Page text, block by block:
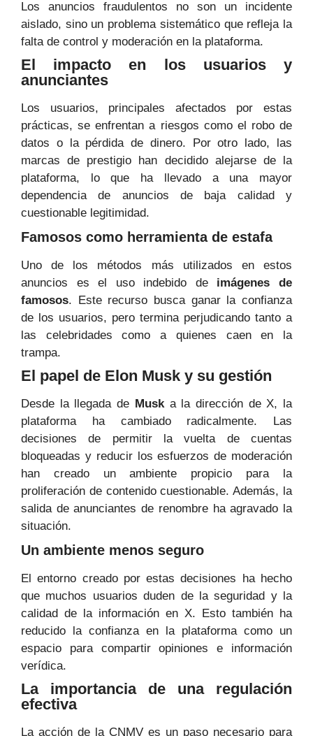
Los anuncios fraudulentos no son un incidente
aislado, sino un problema sistemático que refleja la
falta de control y moderación en la plataforma.
El impacto en los usuarios y
anunciantes
Los usuarios, principales afectados por estas
prácticas, se enfrentan a riesgos como el robo de
datos o la pérdida de dinero. Por otro lado, las
marcas de prestigio han decidido alejarse de la
plataforma, lo que ha llevado a una mayor
dependencia de anuncios de baja calidad y
cuestionable legitimidad.
Famosos como herramienta de estafa
Uno de los métodos más utilizados en estos
anuncios es el uso indebido de imágenes de
famosos. Este recurso busca ganar la confianza
de los usuarios, pero termina perjudicando tanto a
las celebridades como a quienes caen en la
trampa.
El papel de Elon Musk y su gestión
Desde la llegada de Muska la dirección de X, la
plataforma ha cambiado radicalmente. Las
decisiones de permitir la vuelta de cuentas
bloqueadas y reducir los esfuerzos de moderación
han creado un ambiente propicio para la
proliferación de contenido cuestionable. Además, la
salida de anunciantes de renombre ha agravado la
situación.
Un ambiente menos seguro
El entorno creado por estas decisiones ha hecho
que muchos usuarios duden de la seguridad y la
calidad de la información en X. Esto también ha
reducido la confianza en la plataforma como un
espacio para compartir opiniones e información
verídica.
La importancia de una regulación
efectiva
La acción de la CNMV es un paso necesario para